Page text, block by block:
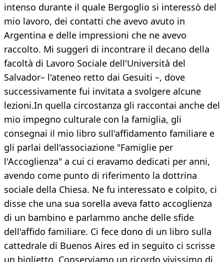
intenso durante il quale Bergoglio si interessò del
mio lavoro, dei contatti che avevo avuto in
Argentina e delle impressioni che ne avevo
raccolto. Mi suggerì di incontrare il decano della
facoltà di Lavoro Sociale dell'Università del
Salvador– l'ateneo retto dai Gesuiti –, dove
successivamente fui invitata a svolgere alcune
lezioni.In quella circostanza gli raccontai anche del
mio impegno culturale con la famiglia, gli
consegnai il mio libro sull'affidamento familiare e
gli parlai dell'associazione "Famiglie per
l'Accoglienza" a cui ci eravamo dedicati per anni,
avendo come punto di riferimento la dottrina
sociale della Chiesa. Ne fu interessato e colpito, ci
disse che una sua sorella aveva fatto accoglienza
di un bambino e parlammo anche delle sfide
dell'affido familiare. Ci fece dono di un libro sulla
cattedrale di Buenos Aires ed in seguito ci scrisse
un biglietto. Conserviamo un ricordo vivissimo di